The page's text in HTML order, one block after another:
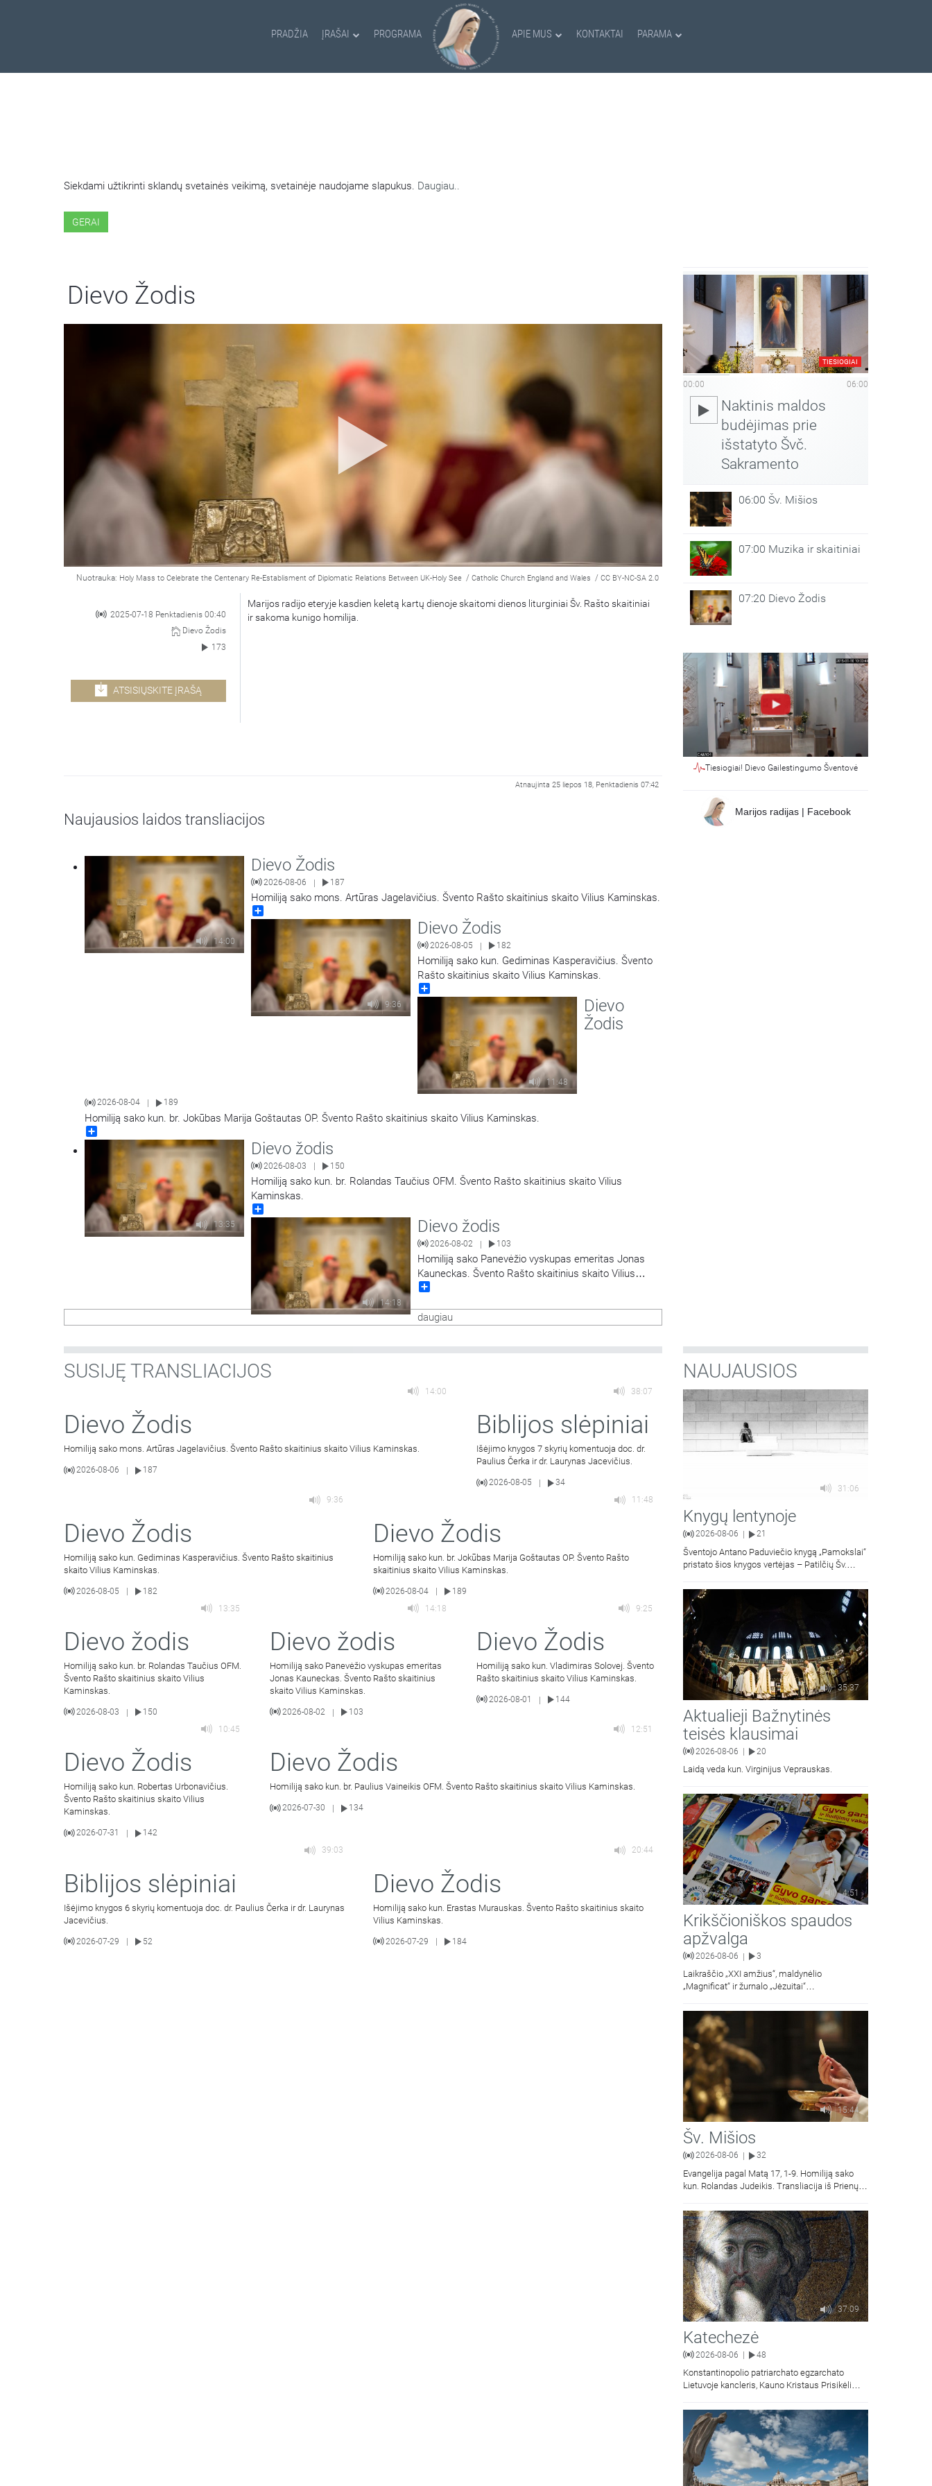
PRADŽIA ĮRAŠAI PROGRAMA APIE MUS KONTAKTAI PARAMA
Siekdami užtikrinti sklandų svetainės veikimą, svetainėje naudojame slapukus. Daugiau..
GERAI
Dievo Žodis
Nuotrauka: Holy Mass to Celebrate the Centenary Re-Establisment of Diplomatic Relations Between UK-Holy See / Catholic Church England and Wales / CC BY-NC-SA 2.0
2025-07-18 Penktadienis 00:40
Dievo Žodis
173
ATSISIŲSKITE ĮRAŠĄ
Marijos radijo eteryje kasdien keletą kartų dienoje skaitomi dienos liturginiai Šv. Rašto skaitiniai
ir sakoma kunigo homilija.
Atnaujinta 25 liepos 18, Penktadienis 07:42
Naujausios laidos transliacijos
14:00
Dievo Žodis
2026-08-06 | 187
Homiliją sako mons. Artūras Jagelavičius. Švento Rašto skaitinius skaito Vilius Kaminskas.
9:36
Dievo Žodis
2026-08-05 | 182
Homiliją sako kun. Gediminas Kasperavičius. Švento
Rašto skaitinius skaito Vilius Kaminskas.
11:48
Dievo
Žodis
2026-08-04 189
Homiliją sako kun. br. Jokūbas Marija Goštautas OP. Švento Rašto skaitinius skaito Vilius Kaminskas.
13:35
Dievo žodis
2026-08-03 150
Homiliją sako kun. br. Rolandas Taučius OFM. Švento Rašto skaitinius skaito Vilius
Kaminskas.
14:18
Dievo žodis
2026-08-02 | 103
Homiliją sako Panevėžio vyskupas emeritas Jonas
Kauneckas. Švento Rašto skaitinius skaito Vilius
Kaminskas.
daugiau
TIESIOGIAI
00:00 06:00
Naktinis maldos
budėjimas prie
išstatyto Švč.
Sakramento
06:00 Šv. Mišios
07:00 Muzika ir skaitiniai
07:20 Dievo Žodis
Tiesiogiai! Dievo Gailestingumo Šventovė
Marijos radijas | Facebook
SUSIJĘ TRANSLIACIJOS
14:00
Dievo Žodis
Homiliją sako mons. Artūras Jagelavičius. Švento Rašto skaitinius skaito Vilius Kaminskas.
2026-08-06 187
38:07
Biblijos slėpiniai
Išėjimo knygos 7 skyrių komentuoja doc. dr.
Paulius Čerka ir dr. Laurynas Jacevičius.
2026-08-05
34
9:36
Dievo Žodis
Homiliją sako kun. Gediminas Kasperavičius. Švento Rašto skaitinius
skaito Vilius Kaminskas.
2026-08-05 182
11:48
Dievo Žodis
Homiliją sako kun. br. Jokūbas Marija Goštautas OP. Švento Rašto
skaitinius skaito Vilius Kaminskas.
2026-08-04
189
13:35
Dievo žodis
Homiliją sako kun. br. Rolandas Taučius OFM.
Švento Rašto skaitinius skaito Vilius
Kaminskas.
2026-08-03 | 150
14:18
Dievo žodis
Homiliją sako Panevėžio vyskupas emeritas
Jonas Kauneckas. Švento Rašto skaitinius
skaito Vilius Kaminskas.
2026-08-02 | 103
9:25
Dievo Žodis
Homiliją sako kun. Vladimiras Solovej. Švento
Rašto skaitinius skaito Vilius Kaminskas.
2026-08-01 | 144
10:45
Dievo Žodis
Homiliją sako kun. Robertas Urbonavičius.
Švento Rašto skaitinius skaito Vilius
Kaminskas.
2026-07-31 142
12:51
Dievo Žodis
Homiliją sako kun. br. Paulius Vaineikis OFM. Švento Rašto skaitinius skaito Vilius Kaminskas.
2026-07-30 134
39:03
Biblijos slėpiniai
Išėjimo knygos 6 skyrių komentuoja doc. dr. Paulius Čerka ir dr. Laurynas
Jacevičius.
2026-07-29 52
20:44
Dievo Žodis
Homiliją sako kun. Erastas Murauskas. Švento Rašto skaitinius skaito
Vilius Kaminskas.
2026-07-29 184
NAUJAUSIOS
31:06
Knygų lentynoje
2026-08-06 21
Šventojo Antano Paduviečio knygą „Pamokslai“
pristato šios knygos vertėjas – Patilčių Šv.
moralinės teologijos dr. Algirdas Petras
35:37
Aktualieji Bažnytinės
teisės klausimai
2026-08-06 20
Laidą veda kun. Virginijus Veprauskas.
4:51
Krikščioniškos spaudos
apžvalga
2026-08-06 | 3
Laikraščio „XXI amžius“, maldynėlio
„Magnificat“ ir žurnalo „Jėzuitai“
15:44
Šv. Mišios
2026-08-06 32
Evangelija pagal Matą 17, 1-9. Homiliją sako
kun. Rolandas Judeikis. Transliacija iš Prienų
37:09
Katechezė
2026-08-06 48
Konstantinopolio patriarchato egzarchato
Lietuvoje kancleris, Kauno Kristaus Prisikėlimo
kunigas Vitalijus Mockus pasakoja apie
Kristaus Atsimainymo šventę.